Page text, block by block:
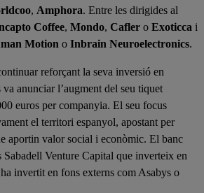
, Amphora. Entre les dirigides al
Coffee, Mondo, Cafler o Exoticca i
Motion o Inbrain Neuroelectronics.
reforçant la seva inversió en
va anunciar l’augment del seu tiquet
euros per companyia. El seu focus
el territori espanyol, apostant per
aportin valor social i econòmic. El banc
Sabadell Venture Capital que inverteix en
invertit en fons externs com Asabys o